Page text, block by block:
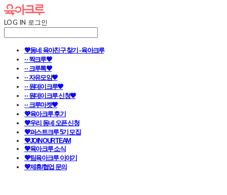
LOG IN 로그인
💖동네 육아친구 찾기 - 육아크루
· · 짝크루🧡
· · 크루톡🧡
· · 자유모임🧡
· · 원데이크루🧡
· · 원데이크루 신청🧡
· · 크루마켓🧡
💖육아크루 후기
💖우리 동네 오픈 신청
💖퍼스트크루 5기 모집
💖JOIN OUR TEAM
💖육아크루 소식
💖팀육아크루 이야기
💖제휴/협업 문의